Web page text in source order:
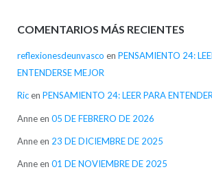
COMENTARIOS MÁS RECIENTES
reflexionesdeunvasco en PENSAMIENTO 24:
ENTENDERSE MEJOR
Ricen PENSAMIENTO 24: LEER PARA
Anneen 05 DE FEBRERO DE 2026
Anneen 23 DE DICIEMBRE DE 2025
Anneen 01 DE NOVIEMBRE DE 2025